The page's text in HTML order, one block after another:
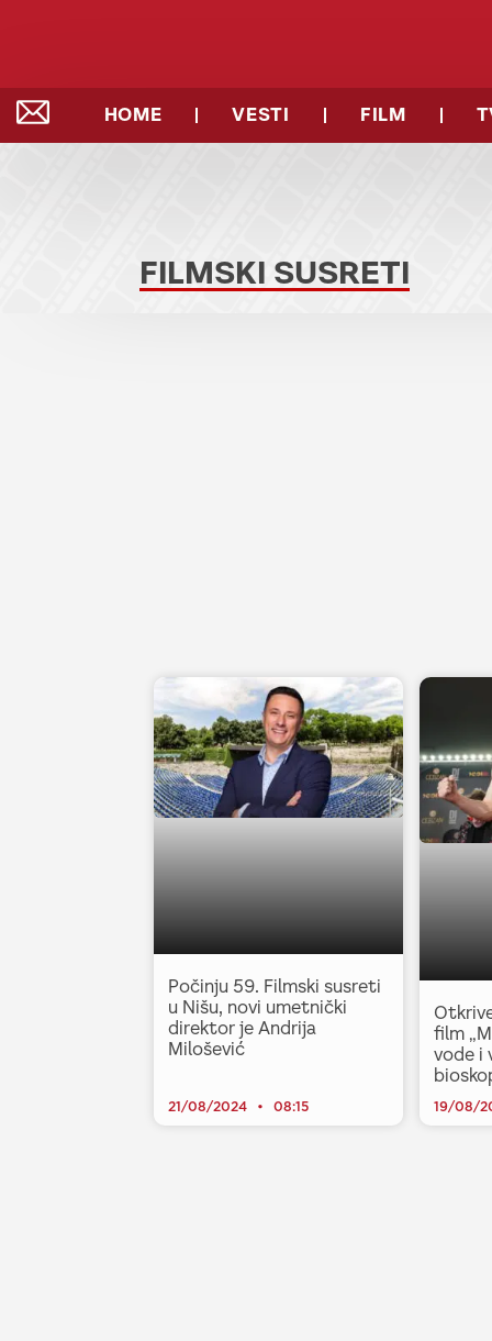
HOME VESTI FILM
FILMSKI SUSRETI
Počinju 59. Filmski susreti
u Nišu, novi umetnički
direktor je Andrija
Milošević
21/08/2024 08:15
film
vode i
19/08/